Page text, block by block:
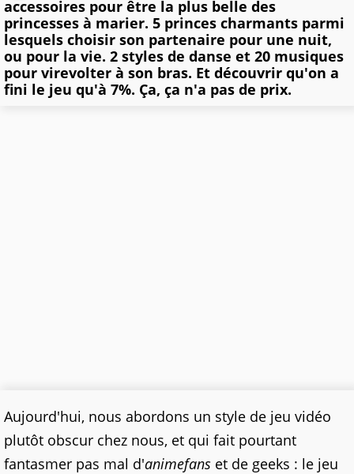
accessoires pour être la plus belle des
princesses à marier. 5 princes charmants parmi
lesquels choisir son partenaire pour une nuit,
ou pour la vie. 2 styles de danse et 20 musiques
pour virevolter à son bras. Et découvrir qu'on a
fini le jeu qu'à 7%. Ça, ça n'a pas de prix.
Aujourd'hui, nous abordons un style de jeu vidéo
plutôt obscur chez nous, et qui fait pourtant
fantasmer pas mal d'animefans et de geeks : le jeu